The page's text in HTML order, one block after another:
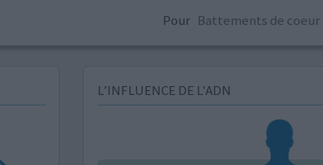
Pour Battements de coeur
L’INFLUENCE DE L'ADN